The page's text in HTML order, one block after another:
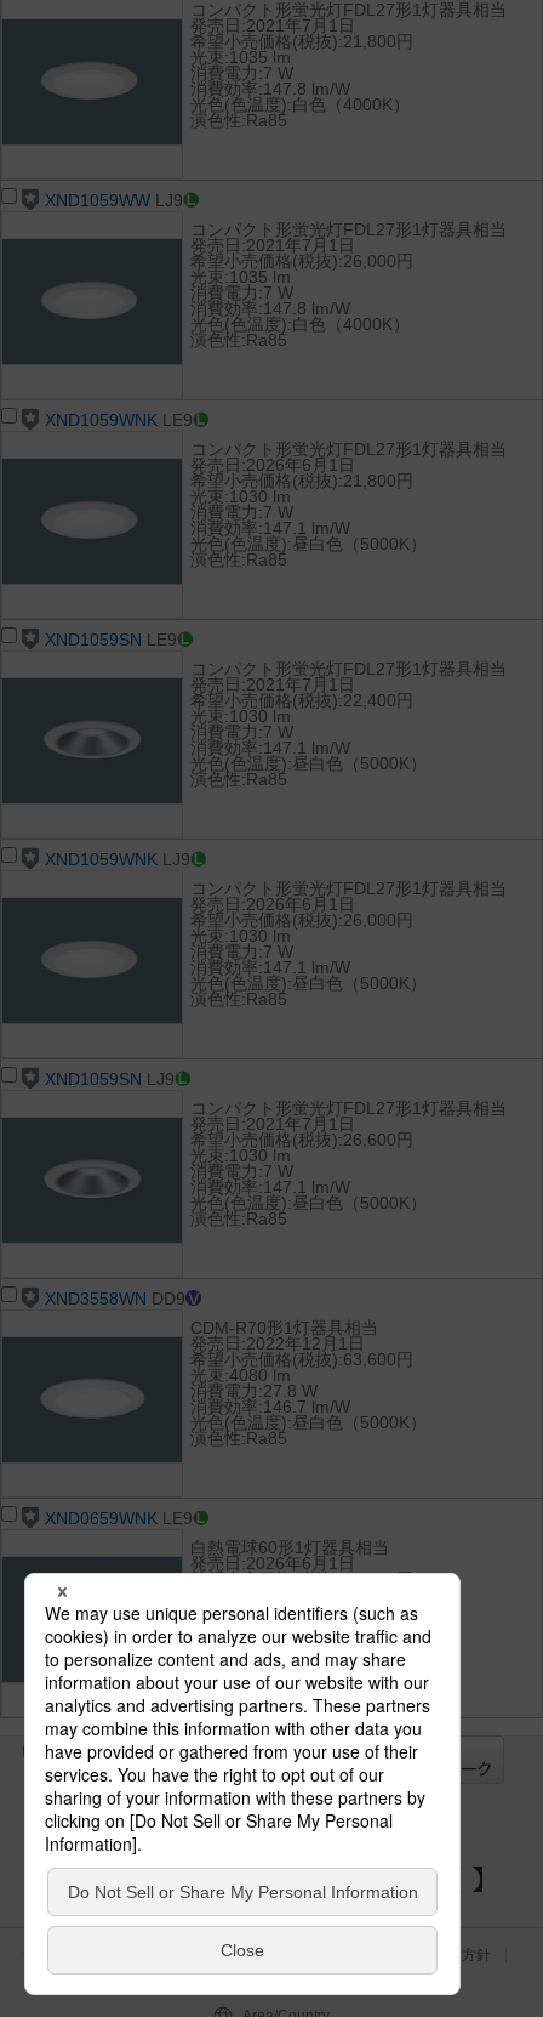
コンパクト形蛍光灯FDL27形1灯器具相当
発売日:2021年7月1日
希望小売価格(税抜):21,800円
光束:1035 lm
消費電力:7 W
消費効率:147.8 lm/W
光色(色温度):白色（4000K）
演色性:Ra85
XND1059WW LJ9
コンパクト形蛍光灯FDL27形1灯器具相当
発売日:2021年7月1日
希望小売価格(税抜):26,000円
光束:1035 lm
消費電力:7 W
消費効率:147.8 lm/W
光色(色温度):白色（4000K）
演色性:Ra85
XND1059WNK LE9
コンパクト形蛍光灯FDL27形1灯器具相当
発売日:2026年6月1日
希望小売価格(税抜):21,800円
光束:1030 lm
消費電力:7 W
消費効率:147.1 lm/W
光色(色温度):昼白色（5000K）
演色性:Ra85
XND1059SN LE9
コンパクト形蛍光灯FDL27形1灯器具相当
発売日:2021年7月1日
希望小売価格(税抜):22,400円
光束:1030 lm
消費電力:7 W
消費効率:147.1 lm/W
光色(色温度):昼白色（5000K）
演色性:Ra85
XND1059WNK LJ9
コンパクト形蛍光灯FDL27形1灯器具相当
発売日:2026年6月1日
希望小売価格(税抜):26,000円
光束:1030 lm
消費電力:7 W
消費効率:147.1 lm/W
光色(色温度):昼白色（5000K）
演色性:Ra85
XND1059SN LJ9
コンパクト形蛍光灯FDL27形1灯器具相当
発売日:2021年7月1日
希望小売価格(税抜):26,600円
光束:1030 lm
消費電力:7 W
消費効率:147.1 lm/W
光色(色温度):昼白色（5000K）
演色性:Ra85
XND3558WN DD9
CDM-R70形1灯器具相当
発売日:2022年12月1日
希望小売価格(税抜):63,600円
光束:4080 lm
消費電力:27.8 W
消費効率:146.7 lm/W
光色(色温度):昼白色（5000K）
演色性:Ra85
XND0659WNK LE9
白熱電球60形1灯器具相当
発売日:2026年6月1日
希望小売価格(税抜):17,040円
消費電力:4.2 W
消費効率:146.4 lm/W
光色(色温度):昼白色（5000K）
演色性:Ra85
全て
チェック
チェック
した器具を
パナソニックの電気設備 SNSアカウント
クッキーポリシー
個人情報保護方針